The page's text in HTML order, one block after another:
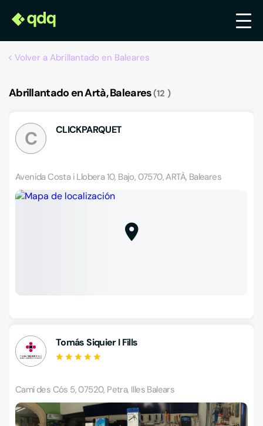
Volver a Abrillantado en Baleares
Abrillantado en Artà, Baleares 12
C CLICKPARQUET
Avenida Costa i Llobera 10, Bajo, 07570, ARTÀ, Baleares
Tomás Siquier I Fills
Camí des Cós 5, 07520, Petra, Illes Balears